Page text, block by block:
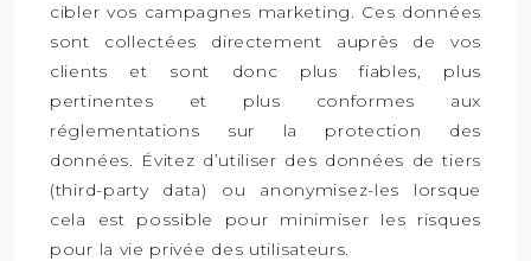
cibler vos campagnes marketing. Ces données
sont collectées directement auprès de vos
clients et sont donc plus fiables, plus
pertinentes et plus conformes aux
réglementations sur la protection des
données. Évitez d’utiliser des données de tiers
(third-party data) ou anonymisez-les lorsque
cela est possible pour minimiser les risques
pour la vie privée des utilisateurs.